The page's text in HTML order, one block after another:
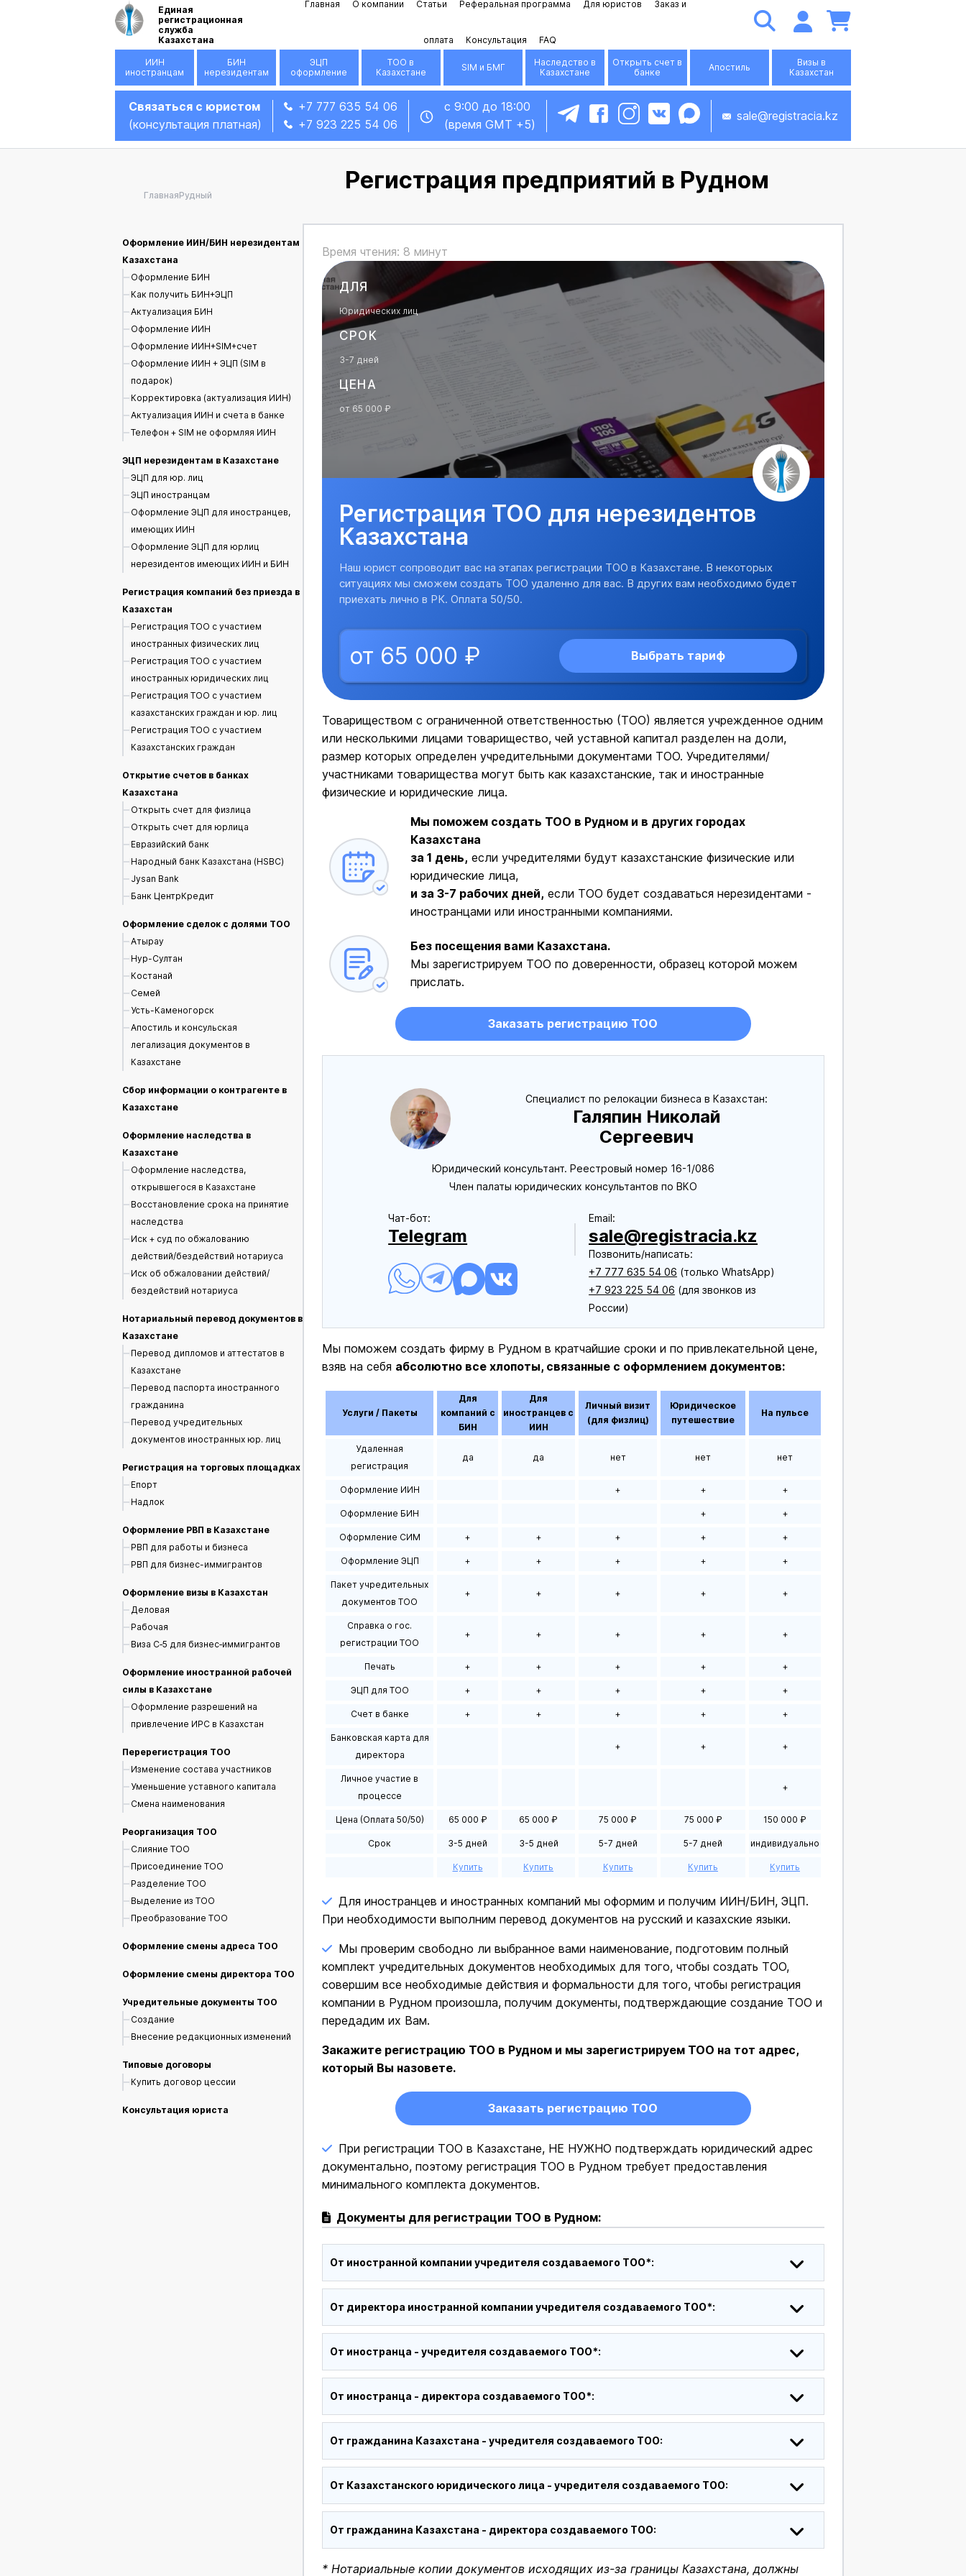
Единая
регистрационная
служба
Казахстана
Главная О компании Статьи Реферальная программа Для юристов Заказ и
оплата Консультация FAQ
ИИН
иностранцам
БИН
нерезидентам
ЭЦП
оформление
ТОО в
Казахстане
SIM и БМГ
Наследство в
Казахстане
Открыть счет в
банке
Апостиль
Визы в
Казахстан
Связаться с юристом
(консультация платная)
+7 777 635 54 06
+7 923 225 54 06
с 9:00 до 18:00
(время GMT +5)
sale@registracia.kz
ГлавнаяРудный
Регистрация предприятий в Рудном
Оформление ИИН/БИН нерезидентам
Казахстана
Оформление БИН
Как получить БИН+ЭЦП
Актуализация БИН
Оформление ИИН
Оформление ИИН+SIM+счет
Оформление ИИН + ЭЦП (SIM в
подарок)
Корректировка (актуализация ИИН)
Актуализация ИИН и счета в банке
Телефон + SIM не оформляя ИИН
ЭЦП нерезидентам в Казахстане
ЭЦП для юр. лиц
ЭЦП иностранцам
Оформление ЭЦП для иностранцев,
имеющих ИИН
Оформление ЭЦП для юрлиц
нерезидентов имеющих ИИН и БИН
Регистрация компаний без приезда в
Казахстан
Регистрация ТОО с участием
иностранных физических лиц
Регистрация ТОО с участием
иностранных юридических лиц
Регистрация ТОО с участием
казахстанских граждан и юр. лиц
Регистрация ТОО с участием
Казахстанских граждан
Открытие счетов в банках
Казахстана
Открыть счет для физлица
Открыть счет для юрлица
Евразийский банк
Народный банк Казахстана (HSBC)
Jysan Bank
Банк ЦентрКредит
Оформление сделок с долями ТОО
Атырау
Нур-Султан
Костанай
Семей
Усть-Каменогорск
Апостиль и консульская
легализация документов в
Казахстане
Сбор информации о контрагенте в
Казахстане
Оформление наследства в
Казахстане
Оформление наследства,
открывшегося в Казахстане
Восстановление срока на принятие
наследства
Иск + суд по обжалованию
действий/бездействий нотариуса
Иск об обжаловании действий/
бездействий нотариуса
Нотариальный перевод документов в
Казахстане
Перевод дипломов и аттестатов в
Казахстане
Перевод паспорта иностранного
гражданина
Перевод учредительных
документов иностранных юр. лиц
Регистрация на торговых площадках
Епорт
Надлок
Оформление РВП в Казахстане
РВП для работы и бизнеса
РВП для бизнес-иммигрантов
Оформление визы в Казахстан
Деловая
Рабочая
Виза С‑5 для бизнес‑иммигрантов
Оформление иностранной рабочей
силы в Казахстане
Оформление разрешений на
привлечение ИРС в Казахстан
Перерегистрация ТОО
Изменение состава участников
Уменьшение уставного капитала
Смена наименования
Реорганизация ТОО
Слияние ТОО
Присоединение ТОО
Разделение ТОО
Выделение из ТОО
Преобразование ТОО
Оформление смены адреса ТОО
Оформление смены директора ТОО
Учредительные документы ТОО
Создание
Внесение редакционных изменений
Типовые договоры
Купить договор цессии
Консультация юриста
Время чтения: 8 минут
ДЛЯ
Юридических лиц
СРОК
3-7 дней
ЦЕНА
от 65 000 ₽
Регистрация ТОО для нерезидентов
Казахстана
Наш юрист сопроводит вас на этапах регистрации ТОО в Казахстане. В некоторых
ситуациях мы сможем создать ТОО удаленно для вас. В других вам необходимо будет
приехать лично в РК. Оплата 50/50.
от 65 000 ₽ Выбрать тариф
Товариществом с ограниченной ответственностью (ТОО) является учрежденное одним
или несколькими лицами товарищество, чей уставной капитал разделен на доли,
размер которых определен учредительными документами ТОО. Учредителями/
участниками товарищества могут быть как казахстанские, так и иностранные
физические и юридические лица.
Мы поможем создать ТОО в Рудном и в других городах
Казахстана
за 1 день, если учредителями будут казахстанские физические или
юридические лица,
и за 3-7 рабочих дней, если ТОО будет создаваться нерезидентами -
иностранцами или иностранными компаниями.
Без посещения вами Казахстана.
Мы зарегистрируем ТОО по доверенности, образец которой можем
прислать.
Заказать регистрацию ТОО
Специалист по релокации бизнеса в Казахстан:
Галяпин Николай
Сергеевич
Юридический консультант. Реестровый номер 16-1/086
Член палаты юридических консультантов по ВКО
Чат-бот:
Telegram
Еmail:
sale@registracia.kz
Позвонить/написать:
+7 777 635 54 06 (только WhatsApp)
+7 923 225 54 06 (для звонков из
России)
Мы поможем создать фирму в Рудном в кратчайшие сроки и по привлекательной цене,
взяв на себя абсолютно все хлопоты, связанные с оформлением документов:
Услуги / Пакеты
Для
компаний с
БИН
Для
иностранцев с
ИИН
Личный визит
(для физлиц)
Юридическое
путешествие
На пульсе
Удаленная
регистрация
да да нет нет нет
Оформление ИИН + + +
Оформление БИН + +
Оформление СИМ + + + + +
Оформление ЭЦП + + + + +
Пакет учредительных
документов ТОО
+ + + + +
Справка о гос.
регистрации ТОО
+ + + + +
Печать + + + + +
ЭЦП для ТОО + + + + +
Счет в банке + + + + +
Банковская карта для
директора
+ + +
Личное участие в
процессе
+
Цена (Оплата 50/50) 65 000 ₽ 65 000 ₽ 75 000 ₽ 75 000 ₽ 150 000 ₽
Срок 3-5 дней 3-5 дней 5-7 дней 5-7 дней индивидуально
Купить Купить Купить Купить Купить
Для иностранцев и иностранных компаний мы оформим и получим ИИН/БИН, ЭЦП.
При необходимости выполним перевод документов на русский и казахские языки.
Мы проверим свободно ли выбранное вами наименование, подготовим полный
комплект учредительных документов необходимых для того, чтобы создать ТОО,
совершим все необходимые действия и формальности для того, чтобы регистрация
компании в Рудном произошла, получим документы, подтверждающие создание ТОО и
передадим их Вам.
Закажите регистрацию ТОО в Рудном и мы зарегистрируем ТОО на тот адрес,
который Вы назовете.
Заказать регистрацию ТОО
При регистрации ТОО в Казахстане, НЕ НУЖНО подтверждать юридический адрес
документально, поэтому регистрация ТОО в Рудном требует предоставления
минимального комплекта документов.
Документы для регистрации ТОО в Рудном:
От иностранной компании учредителя создаваемого ТОО*:
От директора иностранной компании учредителя создаваемого ТОО*:
От иностранца - учредителя создаваемого ТОО*:
От иностранца - директора создаваемого ТОО*:
От гражданина Казахстана - учредителя создаваемого ТОО:
От Казахстанского юридического лица - учредителя создаваемого ТОО:
От гражданина Казахстана - директора создаваемого ТОО:
* Нотариальные копии документов исходящих из-за границы Казахстана, должны